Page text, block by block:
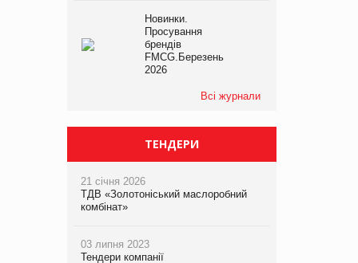
Новинки.
Просування
брендів
FMCG.Березень
2026
Всі журнали
ТЕНДЕРИ
21 січня 2026
ТДВ «Золотоніський маслоробний
комбінат»
03 липня 2023
Тендери компанії